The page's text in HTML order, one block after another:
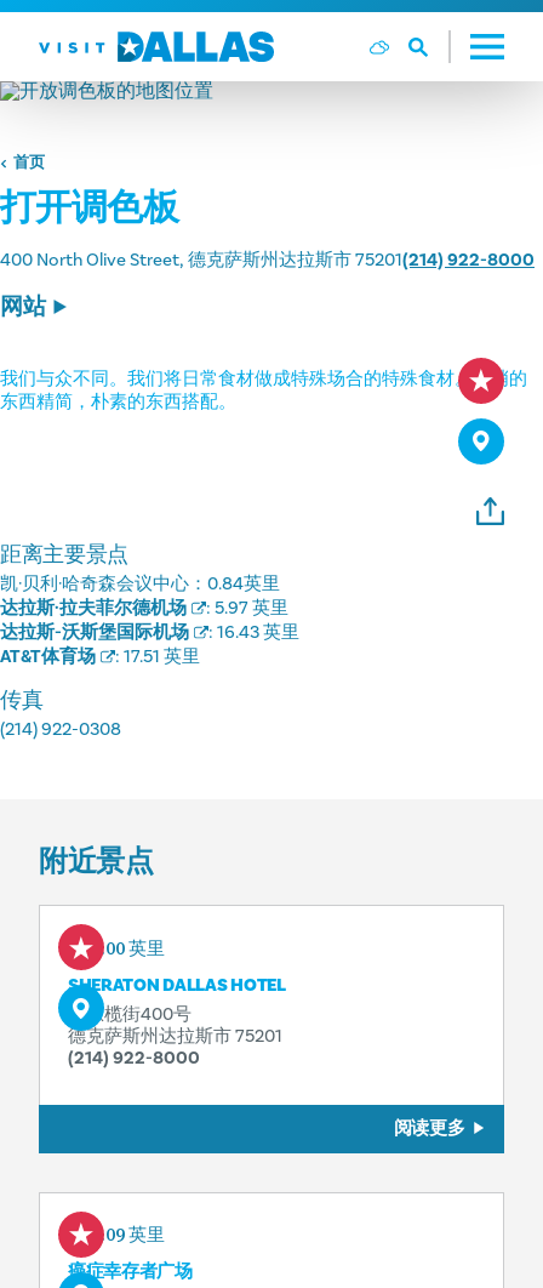
跳转到内容
首页
打开调色板
400 North Olive Street 德克萨斯州达拉斯市 75201(214) 922-8000
网站
我们与众不同。我们将日常食材做成特殊场合的特殊食材。花哨的
东西精简，朴素的东西搭配。
距离主要景点
凯·贝利·哈奇森会议中心： 0.84英里
达拉斯·拉夫菲尔德机场
: 5.97 英里
达拉斯-沃斯堡国际机场
: 16.43 英里
AT&T体育场
: 17.51 英里
传真
(214) 922-0308
附近景点
0.00 英里
SHERATON DALLAS HOTEL
北橄榄街400号
德克萨斯州达拉斯市 75201
(214) 922-8000
阅读更多
0.09 英里
癌症幸存者广场